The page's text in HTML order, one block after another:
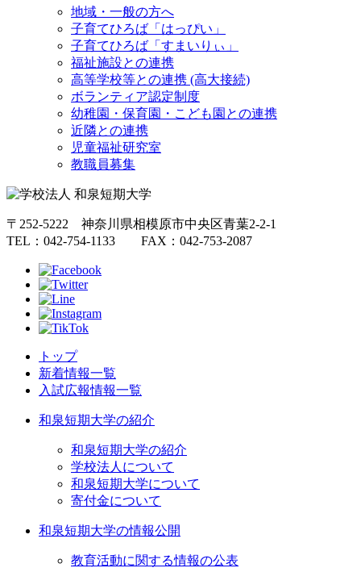
地域・一般の方へ
子育てひろば「はっぴい」
子育てひろば「すまいりぃ」
福祉施設との連携
高等学校等との連携 (高大接続)
ボランティア認定制度
幼稚園・保育園・こども園との連携
近隣との連携
児童福祉研究室
教職員募集
〒252-5222 神奈川県相模原市中央区青葉2-2-1
TEL：042-754-1133 FAX：042-753-2087
トップ
新着情報一覧
入試広報情報一覧
和泉短期大学の紹介
和泉短期大学の紹介
学校法人について
和泉短期大学について
寄付金について
和泉短期大学の情報公開
教育活動に関する情報の公表